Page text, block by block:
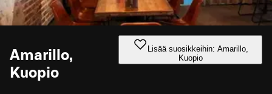
Amarillo,
Kuopio
Lisää suosikkeihin: Amarillo,
Kuopio